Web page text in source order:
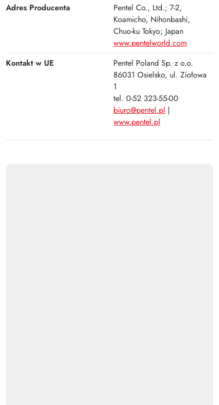
Plus
Adres Producenta
Pentel Co., Ltd.; 7-2,
Koamicho, Nihonbashi,
Chuo-ku Tokyo; Japan
www.pentelworld.com
Kontakt w UE
Pentel Poland Sp. z o.o.
86031 Osielsko, ul. Ziołowa
1
tel. 0-52 323-55-00
biuro@pentel.pl |
www.pentel.pl